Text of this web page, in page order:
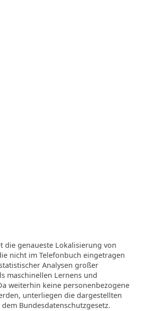
die genaueste Lokalisierung von
nicht im Telefonbuch eingetragen
Analysen großer
maschinellen Lernens und
weiterhin keine personenbezogene
unterliegen die dargestellten
Bundesdatenschutzgesetz.